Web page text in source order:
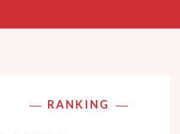
RANKING